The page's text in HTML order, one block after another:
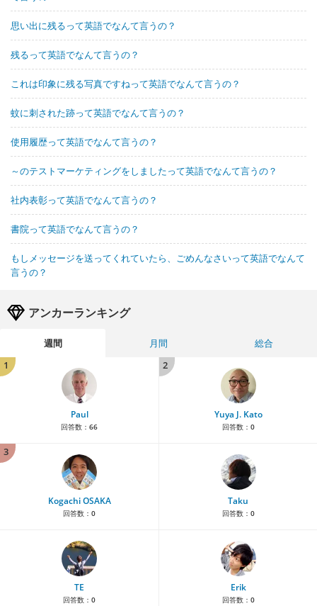
思い出に残るって英語でなんて言うの？
残るって英語でなんて言うの？
これは印象に残る写真ですねって英語でなんて言うの？
蚊に刺された跡って英語でなんて言うの？
使用履歴って英語でなんて言うの？
～のテストマーケティングをしましたって英語でなんて言うの？
社内表彰って英語でなんて言うの？
書院って英語でなんて言うの？
もしメッセージを送ってくれていたら、ごめんなさいって英語でなんて
言うの？
アンカーランキング
週間 月間
総合
1
Paul
回答数： 66
2
Yuya J. Kato
回答数： 0
3
Kogachi OSAKA
回答数： 0
Taku
回答数： 0
TE
回答数： 0
Erik
回答数： 0